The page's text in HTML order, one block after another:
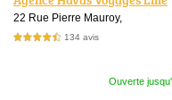
22 Rue Pierre Mauroy,
4,5 étoiles sur 5 134 avis
Ouverte